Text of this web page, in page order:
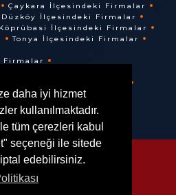
daha iyi hizmet
kullanılmaktadır.
tüm çerezleri kabul
seçeneği ile sitede
iptal edebilirsiniz.
Çaykara İlçesindeki Firmalar
Düzköy İlçesindeki Firmalar
Köprübasi İlçesindeki Firmalar
Tonya İlçesindeki Firmalar
Firmalar
Of Firma Rehberi